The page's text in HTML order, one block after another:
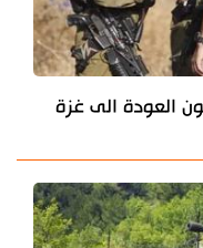
العودة الى غزة